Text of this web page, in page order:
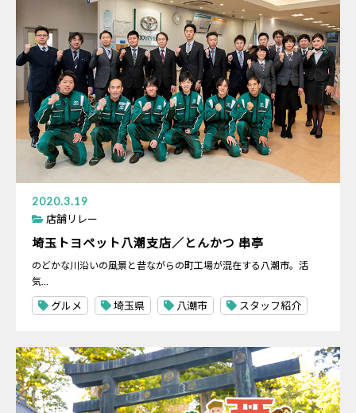
2020.3.19
店舗リレー
埼玉トヨペット八潮支店／とんかつ 串亭
のどかな川沿いの風景と昔ながらの町工場が混在する八潮市。活
気…
グルメ 埼玉県 八潮市 スタッフ紹介